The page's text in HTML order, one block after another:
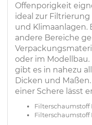
Offenporigkeit
ideal zur
und Klimaanlagen.
andere Bereiche
oder im
gibt es in nahezu
Dicken und
einer Schere lässt
Filterschaumstoff
Filterschaumstoff